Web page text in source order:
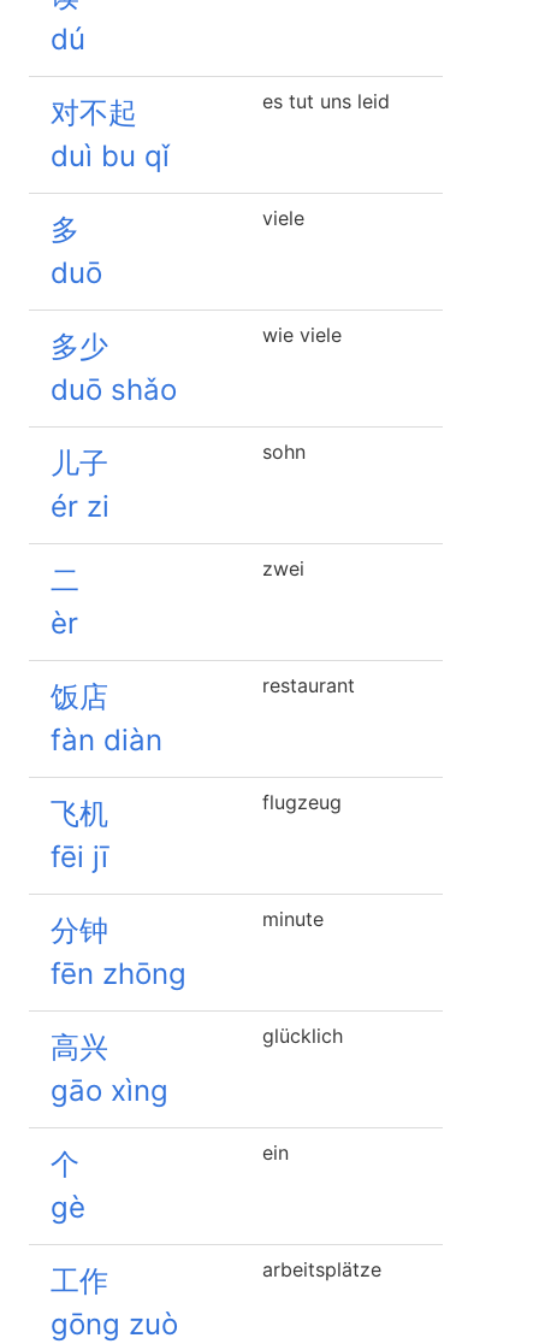
dú
对不起
duì bu qǐ
es tut uns leid
多
duō
viele
多少
duō shǎo
wie viele
儿子
ér zi
sohn
二
èr
zwei
饭店
fàn diàn
restaurant
飞机
fēi jī
flugzeug
分钟
fēn zhōng
minute
高兴
gāo xìng
glücklich
个
gè
ein
工作
gōng zuò
arbeitsplätze